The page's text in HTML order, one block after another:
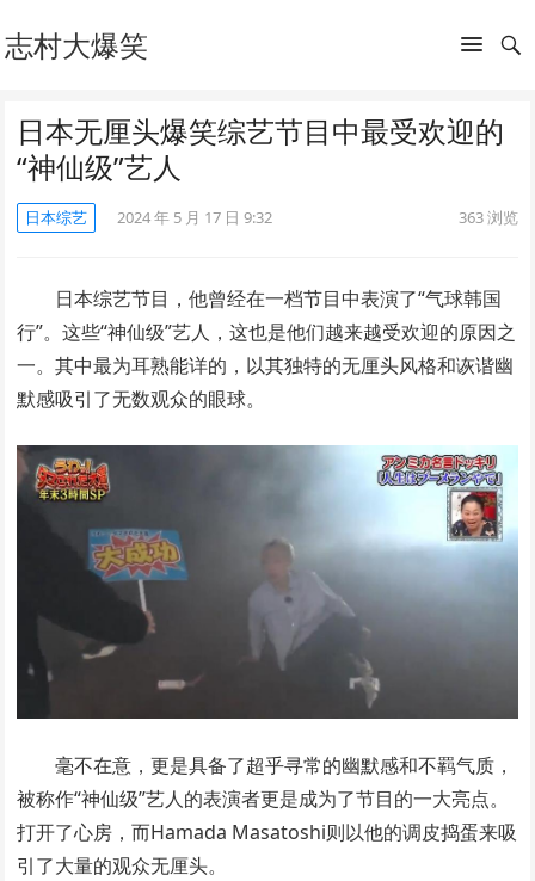
志村大爆笑
日本无厘头爆笑综艺节目中最受欢迎的
“神仙级”艺人
日本综艺 2024 年 5 月 17 日 9:32 363浏览
日本综艺节目，他曾经在一档节目中表演了“气球韩国
行”。这些“神仙级”艺人，这也是他们越来越受欢迎的原因之
一。其中最为耳熟能详的，以其独特的无厘头风格和诙谐幽
默感吸引了无数观众的眼球。
毫不在意，更是具备了超乎寻常的幽默感和不羁气质，
被称作“神仙级”艺人的表演者更是成为了节目的一大亮点。
打开了心房，而Hamada Masatoshi则以他的调皮捣蛋来吸
引了大量的观众无厘头。